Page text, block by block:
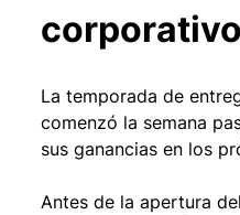
La temporada de
comenzó la semana
sus ganancias en los
Antes de la apertura